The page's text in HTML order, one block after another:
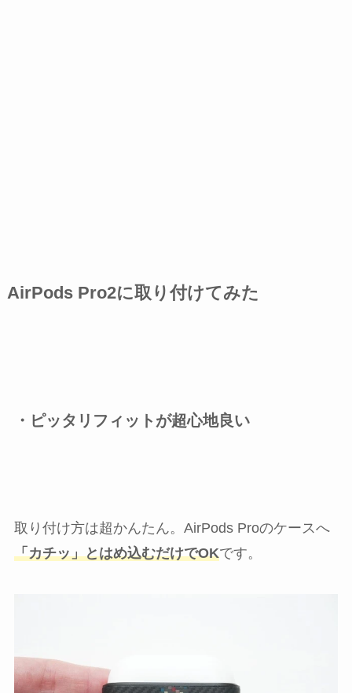
AirPods Pro2に取り付けてみた
・ピッタリフィットが超心地良い
取り付け方は超かんたん。AirPods Proのケースへ
「カチッ」とはめ込むだけでOKです。